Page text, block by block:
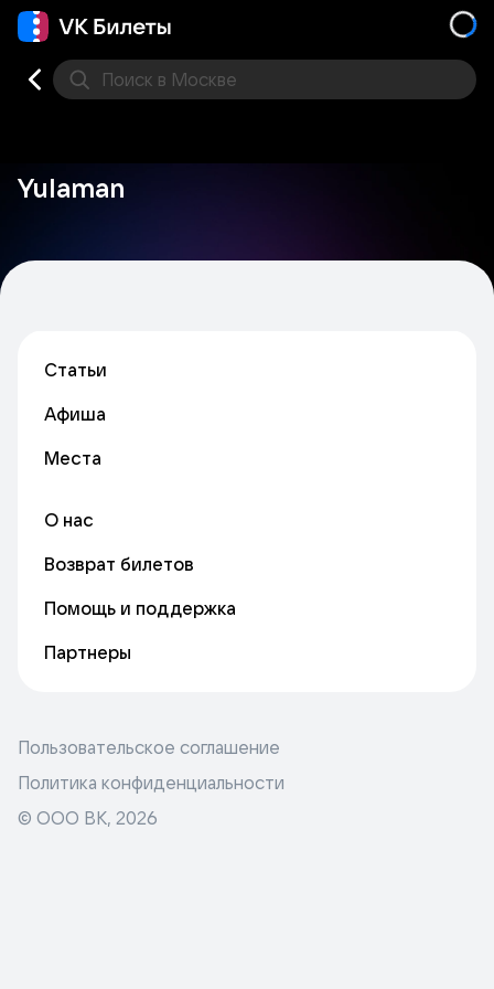
Поиск в Москве
Yulaman
Статьи
Афиша
Места
О нас
Возврат билетов
Помощь и поддержка
Партнеры
Пользовательское соглашение
Политика конфиденциальности
© ООО ВК, 2026